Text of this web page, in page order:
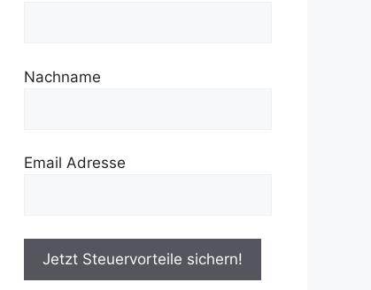
Nachname
Email Adresse